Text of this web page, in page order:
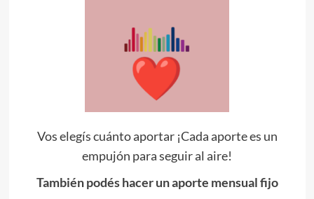
Vos elegís cuánto aportar ¡Cada aporte es un
empujón para seguir al aire!
También podés hacer un aporte mensual fijo